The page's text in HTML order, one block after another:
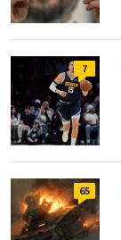
7
65